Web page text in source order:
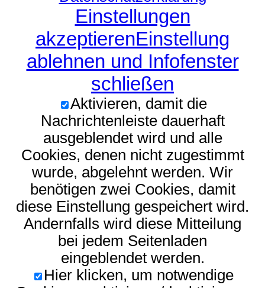
Einstellungen
akzeptierenEinstellung
ablehnen und Infofenster
schließen
Aktivieren, damit die
Nachrichtenleiste dauerhaft
ausgeblendet wird und alle
Cookies, denen nicht zugestimmt
wurde, abgelehnt werden. Wir
benötigen zwei Cookies, damit
diese Einstellung gespeichert wird.
Andernfalls wird diese Mitteilung
bei jedem Seitenladen
eingeblendet werden.
Hier klicken, um notwendige